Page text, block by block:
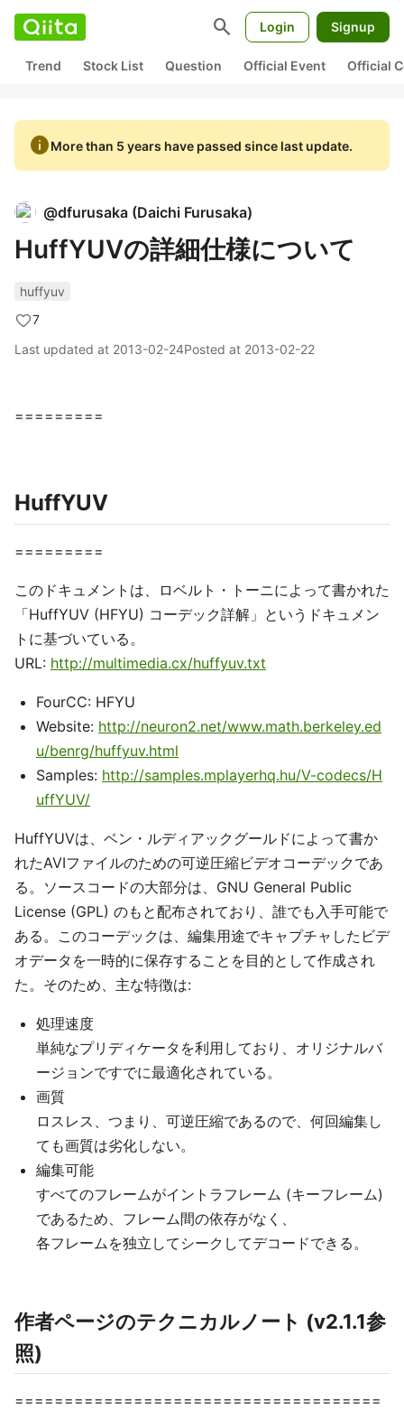
search Login Signup
Trend Stock List Question Official Event Official
infoMore than 5 years have passed since last update.
@dfurusaka (Daichi Furusaka)
HuffYUVの詳細仕様について
huffyuv
7
Last updated at 2013-02-24Posted at 2013-02-22
=========
HuffYUV
=========
このドキュメントは、ロベルト・トーニによって書かれた
「HuffYUV (HFYU) コーデック詳解」というドキュメン
トに基づいている。
URL: http://multimedia.cx/huffyuv.txt
FourCC: HFYU
Website: http://neuron2.net/www.math.berkeley.ed
u/benrg/huffyuv.html
Samples: http://samples.mplayerhq.hu/V-codecs/H
uffYUV/
HuffYUVは、ベン・ルディアックグールドによって書か
れたAVIファイルのための可逆圧縮ビデオコーデックであ
る。ソースコードの大部分は、GNU General Public
License (GPL) のもと配布されており、誰でも入手可能で
ある。このコーデックは、編集用途でキャプチャしたビデ
オデータを一時的に保存することを目的として作成され
た。そのため、主な特徴は:
処理速度
単純なプリディケータを利用しており、オリジナルバ
ージョンですでに最適化されている。
画質
ロスレス、つまり、可逆圧縮であるので、何回編集し
ても画質は劣化しない。
編集可能
すべてのフレームがイントラフレーム (キーフレーム)
であるため、フレーム間の依存がなく、
各フレームを独立してシークしてデコードできる。
作者ページのテクニカルノート (v2.1.1参
照)
=====================================